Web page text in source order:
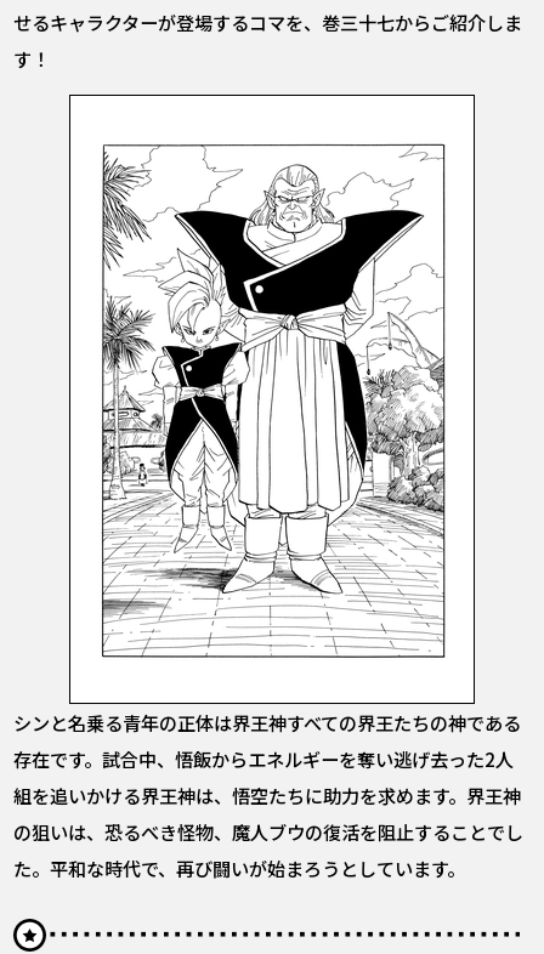
せるキャラクターが登場するコマを、巻三十七からご紹介しま
す！
シンと名乗る青年の正体は界王神――すべての界王たちの神である
存在です。試合中、悟飯からエネルギーを奪い逃げ去った2人
組を追いかける界王神は、悟空たちに助力を求めます。界王神
の狙いは、恐るべき怪物、魔人ブウの復活を阻止することでし
た。平和な時代で、再び闘いが始まろうとしています。